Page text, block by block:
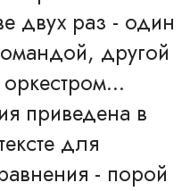
двух раз - один
другой
приведена в
для
- порой